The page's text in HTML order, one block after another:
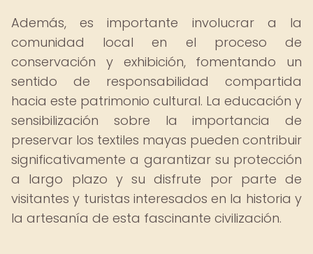
Además, es importante involucrar a la
comunidad local en el proceso de
conservación y exhibición, fomentando un
sentido de responsabilidad compartida
hacia este patrimonio cultural. La educación y
sensibilización sobre la importancia de
preservar los textiles mayas pueden contribuir
significativamente a garantizar su protección
a largo plazo y su disfrute por parte de
visitantes y turistas interesados en la historia y
la artesanía de esta fascinante civilización.